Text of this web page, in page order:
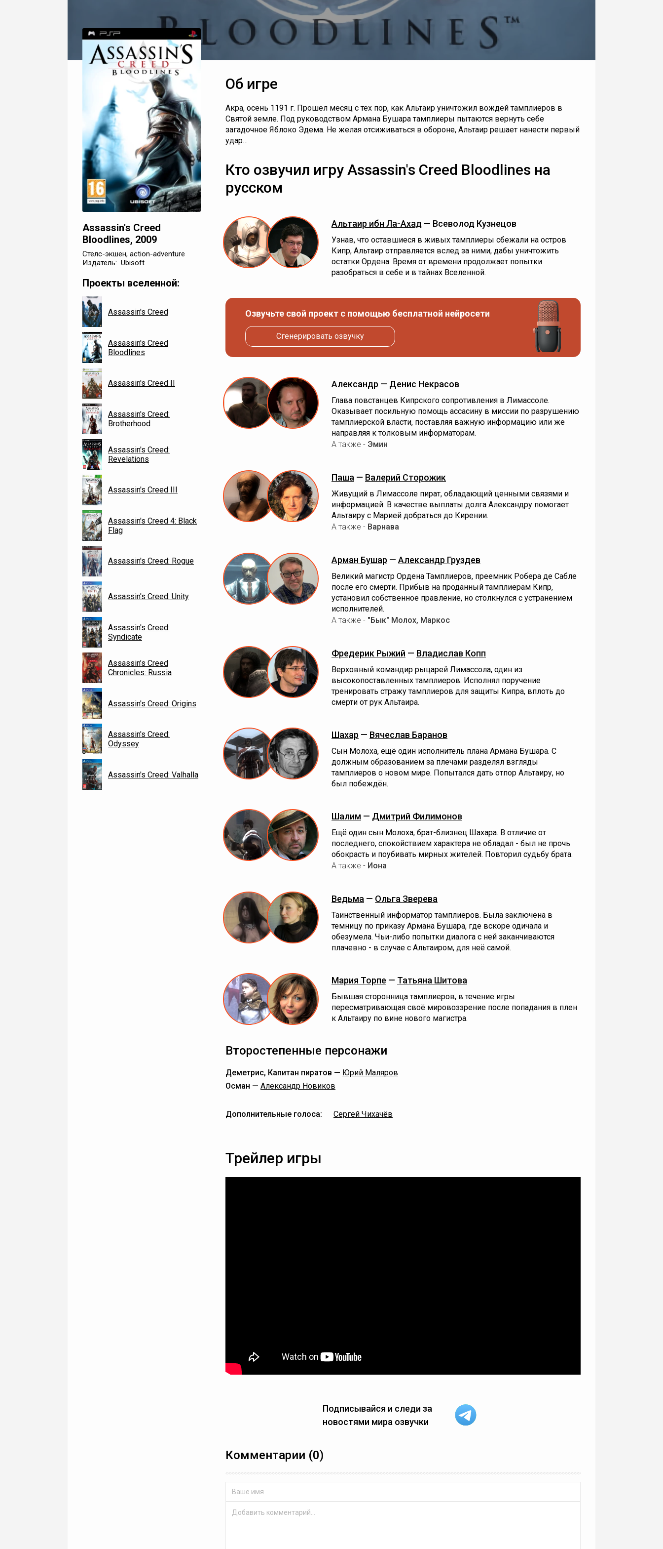
Assassin's Creed
Bloodlines, 2009
Стелс-экшен, action-adventure
Издатель: Ubisoft
Проекты вселенной:
Assassin's Creed
Assassin's Creed
Bloodlines
Assassin's Creed II
Assassin's Creed:
Brotherhood
Assassin's Creed:
Revelations
Assassin's Creed III
Assassin's Creed 4: Black
Flag
Assassin's Creed: Rogue
Assassin's Creed: Unity
Assassin's Creed:
Syndicate
Assassin’s Creed
Chronicles: Russia
Assassin's Creed: Origins
Assassin's Creed:
Odyssey
Assassin's Creed: Valhalla
Об игре
Акра, осень 1191 г. Прошел месяц с тех пор, как Альтаир уничтожил вождей тамплиеров в
Святой земле. Под руководством Армана Бушара тамплиеры пытаются вернуть себе
загадочное Яблоко Эдема. Не желая отсиживаться в обороне, Альтаир решает нанести первый
удар…
Кто озвучил игру Assassin's Creed Bloodlines на
русском
Альтаир ибн Ла-Ахад — Всеволод Кузнецов
Узнав, что оставшиеся в живых тамплиеры сбежали на остров
Кипр, Альтаир отправляется вслед за ними, дабы уничтожить
остатки Ордена. Время от времени продолжает попытки
разобраться в себе и в тайнах Вселенной.
Озвучьте свой проект с помощью бесплатной нейросети
Сгенерировать озвучку
Александр — Денис Некрасов
Глава повстанцев Кипрского сопротивления в Лимассоле.
Оказывает посильную помощь ассасину в миссии по разрушению
тамплиерской власти, поставляя важную информацию или же
направляя к толковым информаторам.
А также - Эмин
Паша — Валерий Сторожик
Живущий в Лимассоле пират, обладающий ценными связями и
информацией. В качестве выплаты долга Александру помогает
Альтаиру с Марией добраться до Кирении.
А также - Варнава
Арман Бушар — Александр Груздев
Великий магистр Ордена Тамплиеров, преемник Робера де Сабле
после его смерти. Прибыв на проданный тамплиерам Кипр,
установил собственное правление, но столкнулся с устранением
исполнителей.
А также - "Бык" Молох, Маркос
Фредерик Рыжий — Владислав Копп
Верховный командир рыцарей Лимассола, один из
высокопоставленных тамплиеров. Исполнял поручение
тренировать стражу тамплиеров для защиты Кипра, вплоть до
смерти от рук Альтаира.
Шахар — Вячеслав Баранов
Сын Молоха, ещё один исполнитель плана Армана Бушара. С
должным образованием за плечами разделял взгляды
тамплиеров о новом мире. Попытался дать отпор Альтаиру, но
был побеждён.
Шалим — Дмитрий Филимонов
Ещё один сын Молоха, брат-близнец Шахара. В отличие от
последнего, спокойствием характера не обладал - был не прочь
обокрасть и поубивать мирных жителей. Повторил судьбу брата.
А также - Иона
Ведьма — Ольга Зверева
Таинственный информатор тамплиеров. Была заключена в
темницу по приказу Армана Бушара, где вскоре одичала и
обезумела. Чьи-либо попытки диалога с ней заканчиваются
плачевно - в случае с Альтаиром, для неё самой.
Мария Торпе — Татьяна Шитова
Бывшая сторонница тамплиеров, в течение игры
пересматривающая своё мировоззрение после попадания в плен
к Альтаиру по вине нового магистра.
Второстепенные персонажи
Деметрис, Капитан пиратов — Юрий Маляров
Осман — Александр Новиков
Дополнительные голоса: Сергей Чихачёв
Трейлер игры
Подписывайся и следи за
новостями мира озвучки
Комментарии (0)